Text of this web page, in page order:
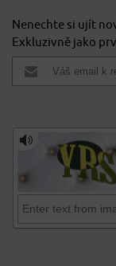
Nenechte si ujít
Exkluzivně jako